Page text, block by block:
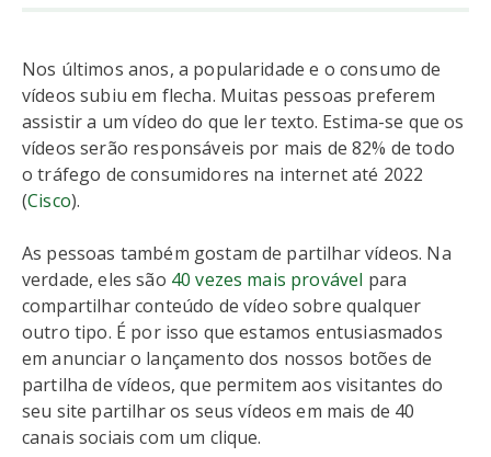
Nos últimos anos, a popularidade e o consumo de
vídeos subiu em flecha. Muitas pessoas preferem
assistir a um vídeo do que ler texto. Estima-se que os
vídeos serão responsáveis por mais de 82% de todo
o tráfego de consumidores na internet até 2022
(Cisco).
As pessoas também gostam de partilhar vídeos. Na
verdade, eles são 40 vezes mais provável para
compartilhar conteúdo de vídeo sobre qualquer
outro tipo. É por isso que estamos entusiasmados
em anunciar o lançamento dos nossos botões de
partilha de vídeos, que permitem aos visitantes do
seu site partilhar os seus vídeos em mais de 40
canais sociais com um clique.